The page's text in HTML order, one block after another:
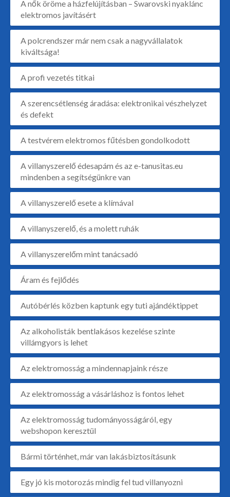
A nők öröme a házfelújításban – Swarovski nyaklánc
elektromos javításért
A polcrendszer már nem csak a nagyvállalatok
kiváltsága!
A profi vezetés titkai
A szerencsétlenség áradása: elektronikai vészhelyzet
és defekt
A testvérem elektromos fűtésben gondolkodott
A villanyszerelő édesapám és az e-tanusitas.eu
mindenben a segítségünkre van
A villanyszerelő esete a klímával
A villanyszerelő, és a molett ruhák
A villanyszerelőm mint tanácsadó
Áram és fejlődés
Autóbérlés közben kaptunk egy tuti ajándéktippet
Az alkoholisták bentlakásos kezelése szinte
villámgyors is lehet
Az elektromosság a mindennapjaink része
Az elektromosság a vásárláshoz is fontos lehet
Az elektromosság tudományosságáról, egy
webshopon keresztül
Bármi történhet, már van lakásbiztosításunk
Egy jó kis motorozás mindig fel tud villanyozni